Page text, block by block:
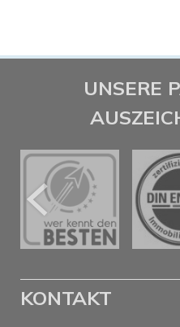
UNSERE
KONTAKT